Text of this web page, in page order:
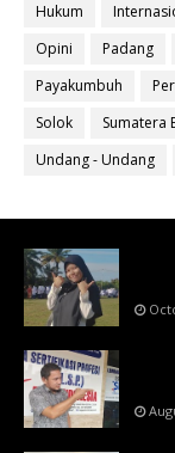
Hukum
Opini
Padang
Payakumbuh
Solok
Sumatera
Undang - Undang